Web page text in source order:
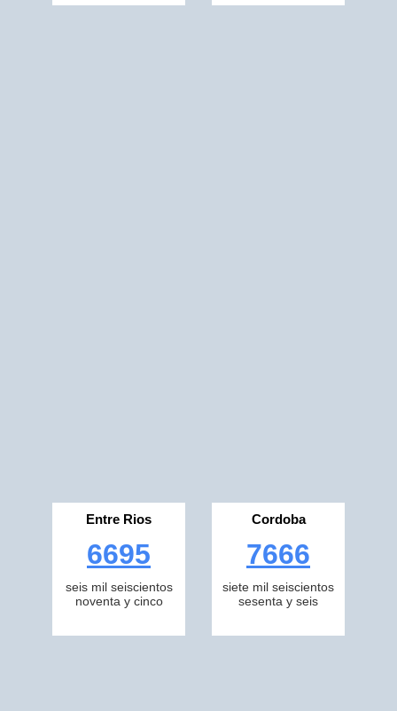
Entre Rios
6695
seis mil seiscientos
noventa y cinco
Cordoba
7666
siete mil seiscientos
sesenta y seis